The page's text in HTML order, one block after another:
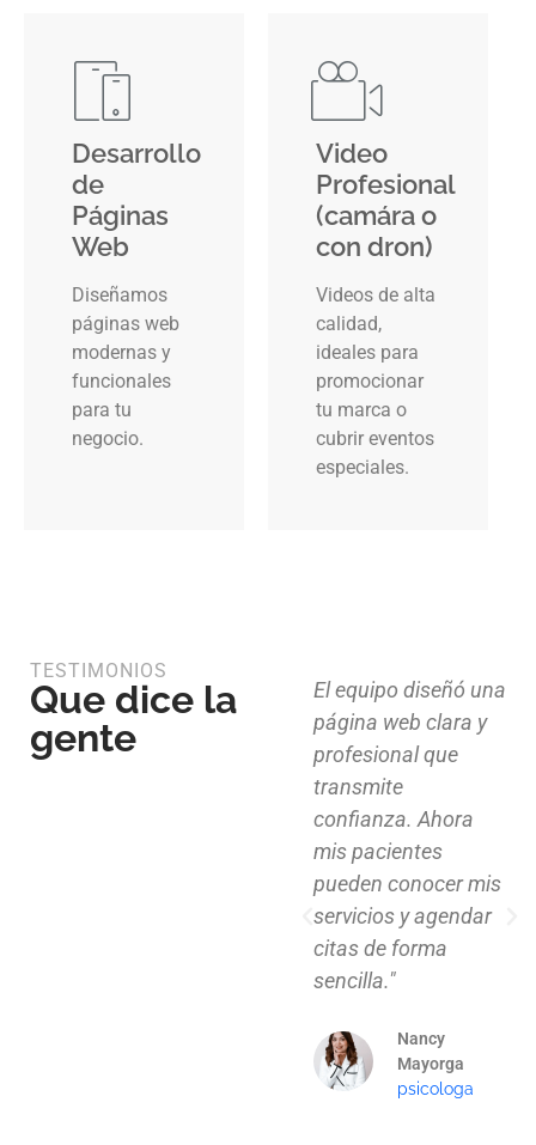
Desarrollo
de
Páginas
Web
Diseñamos
páginas web
modernas y
funcionales
para tu
negocio.
Video
Profesional
(camára o
con dron)
Videos de alta
calidad,
ideales para
promocionar
tu marca o
cubrir eventos
especiales.
TESTIMONIOS
Que dice la
gente
Diseño limpio,
estructura funcional
y atención al detalle.
El equipo diseñó una
página web clara y
profesional que
transmite
confianza. Ahora
mis pacientes
pueden conocer mis
servicios y agendar
citas de forma
sencilla."
Nancy
Mayorga
psicologa